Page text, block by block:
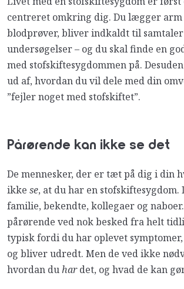
centreret omkring dig. Du lægger arm
blodprøver, bliver indkaldt til
undersøgelser – og du skal finde en
med stofskiftesygdommen på.
ud af, hvordan du vil dele med din
”fejler noget med stofskiftet”.
Pårørende kan ikke se det
De mennesker, der er tæt på dig i din
ikke se, at du har en stofskiftesygdom.
familie, bekendte, kollegaer og
pårørende ved nok besked fra helt
typisk fordi du har oplevet
og bliver udredt. Men de ved ikke
hvordan duhardet, og hvad de kan